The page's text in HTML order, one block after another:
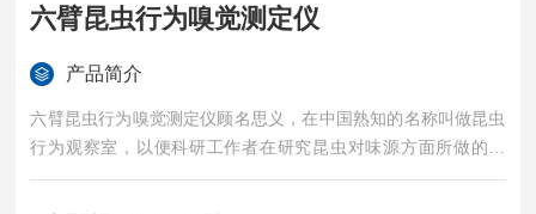
六臂昆虫行为嗅觉测定仪
产品简介
六臂昆虫行为嗅觉测定仪顾名思义，在中国熟知的名称叫做昆虫
行为观察室，以便科研工作者在研究昆虫对味源方面所做的反
映，以此来判断昆虫的习性，以便对昆虫进行的预防和消除昆虫